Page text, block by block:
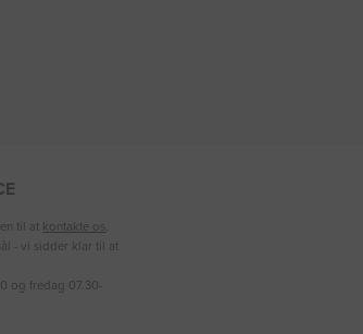
til at kontakte os,
- vi sidder klar til at
og fredag 07.30-